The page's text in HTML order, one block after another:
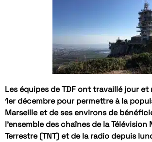
Les équipes de TDF ont travaillé jour
1er décembre pour permettre à la
Marseille et de ses environs de
l’ensemble des chaînes de la Télévision
Terrestre (TNT) et de la radio depuis